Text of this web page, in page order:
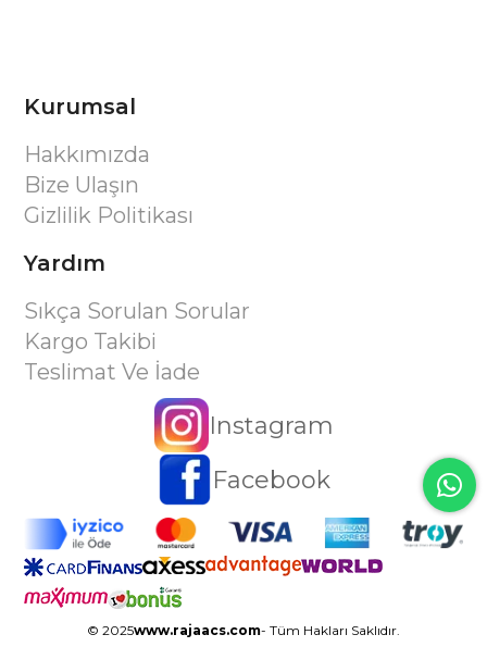
Kurumsal
Hakkımızda
Bize Ulaşın
Gizlilik Politikası
Yardım
Sıkça Sorulan Sorular
Kargo Takibi
Teslimat Ve İade
Instagram
Facebook
© 2025www.rajaacs.com- Tüm Hakları Saklıdır.